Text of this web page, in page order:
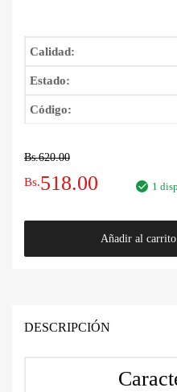
Calidad:
Estado:
Código:
Bs.620.00
El
precio
original
Bs.620.00.
Bs.518.00
precio
actual
Bs.518.00.
1
2008
Añadir al carrito
DESCRIPCIÓN